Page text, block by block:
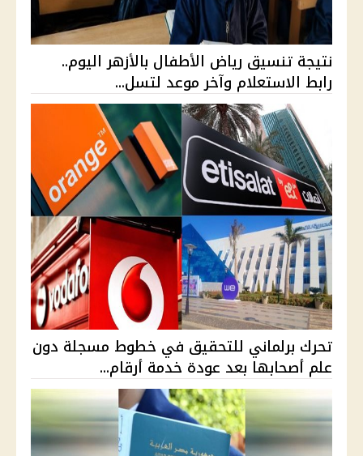
نتيجة تنسيق رياض الأطفال بالأزهر اليوم..
رابط الاستعلام وآخر موعد لتسل...
تحرك برلماني للتحقيق في خطوط مسجلة دون
علم أصحابها بعد عودة خدمة أرقام...